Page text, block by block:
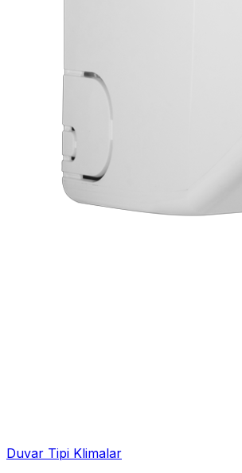
Duvar Tipi Klimalar